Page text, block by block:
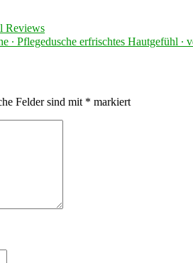
Reviews
∙ Pflegedusche erfrischtes
Felder sind mit * markiert